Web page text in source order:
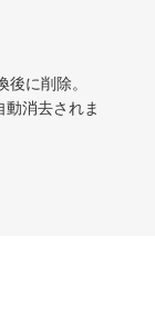
に削除。
消去されま